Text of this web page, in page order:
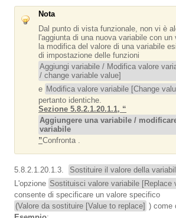
Nota
Dal punto di vista funzionale, non vi è
l'aggiunta di una nuova variabile con
la modifica del valore di una variabile
di impostazione delle funzioni
Aggiungi variabile / Modifica valore
/ change variable value]
e Modifica valore variabile [Change
pertanto identiche.
Sezione 5.8.2.1.20.1.1, “
Aggiungere una variabile /
variabile
”Confronta .
5.8.2.1.20.1.3.
Sostituire il valore della
L'opzione Sostituisci valore variabile [Replace
consente di specificare un valore specifico
(Valore da sostituire [Value to replace] ) come